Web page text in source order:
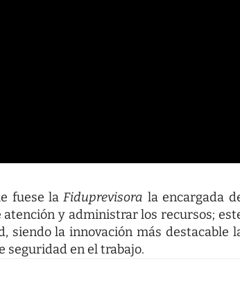
fuese laFiduprevisora la encargada
y administrar los recursos;
siendo la innovación más destacable
seguridad en el trabajo.